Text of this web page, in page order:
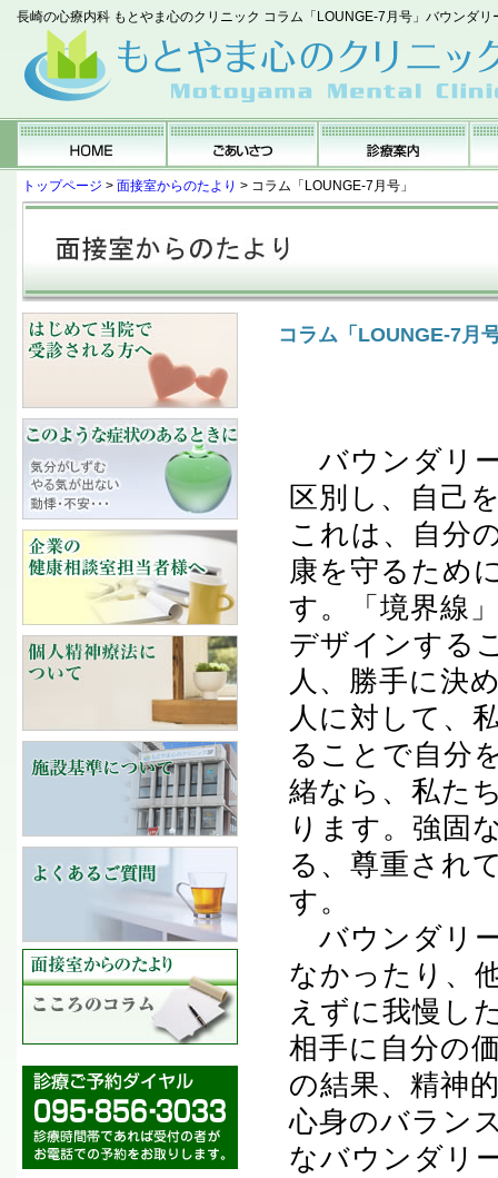
長崎の心療内科 もとやま心のクリニック コラム「LOUNGE-7月号」バウンダ
トップページ > 面接室からのたより > コラム「LOUNGE-7月号」
コラム「LOUNGE-7月
バウンダリ
区別し、自己
これは、自分
康を守るため
す。「境界線
デザインする
人、勝手に決
人に対して、
ることで自分
緒なら、私た
ります。強固
る、尊重され
す。
バウンダリ
なかったり、
えずに我慢し
相手に自分の
の結果、精神
心身のバラン
なバウンダリ